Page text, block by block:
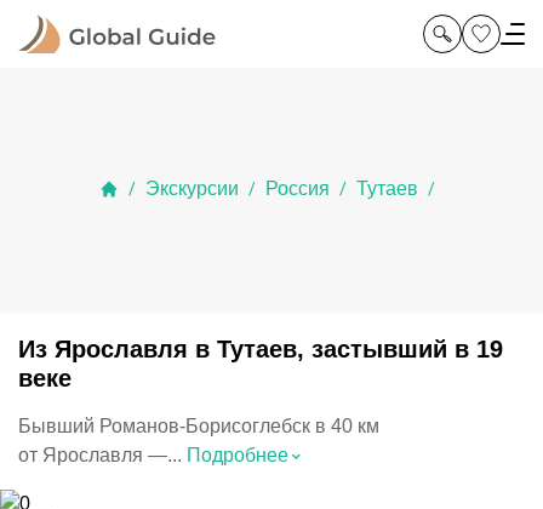
/ Экскурсии / Россия / Тутаев /
Из Ярославля в Тутаев, застывший в 19
веке
Бывший Романов-Борисоглебск в 40 км
от Ярославля —... Подробнее⌃